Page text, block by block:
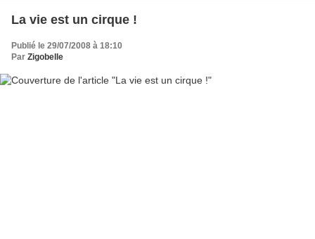
La vie est un cirque !
Publié le 29/07/2008 à 18:10
Par Zigobelle